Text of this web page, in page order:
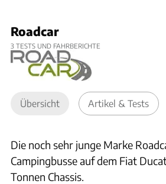
Roadcar
3 TESTS UND FAHRBERICHTE
Übersicht Artikel & Tests
Die noch sehr junge Marke
Campingbusse auf dem Fiat
Tonnen Chassis.